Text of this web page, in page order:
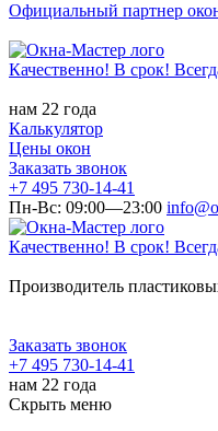
Официальный партнер
Качественно! В срок!
нам 22 года
Калькулятор
Цены окон
Заказать звонок
+7 495 730-14-41
Пн-Вс: 09:00—23:00
Качественно! В срок!
Производитель
Заказать звонок
+7 495 730-14-41
нам 22 года
Скрыть меню